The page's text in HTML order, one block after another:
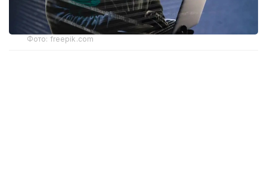
Фото: freepik.com